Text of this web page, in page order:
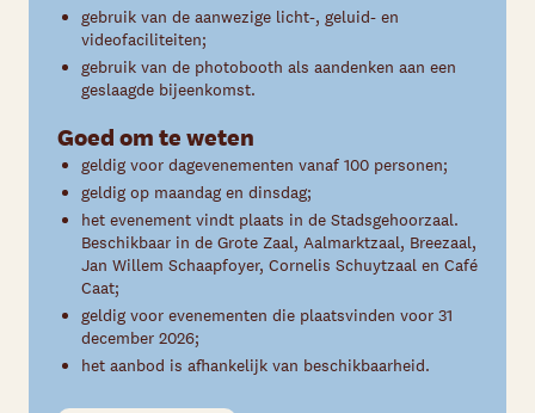
gebruik van de aanwezige licht-, geluid- en
videofaciliteiten;
gebruik van de photobooth als aandenken aan een
geslaagde bijeenkomst.
Goed om te weten
geldig voor dagevenementen vanaf 100 personen;
geldig op maandag en dinsdag;
het evenement vindt plaats in de Stadsgehoorzaal.
Beschikbaar in de Grote Zaal, Aalmarktzaal, Breezaal,
Jan Willem Schaapfoyer, Cornelis Schuytzaal en Café
Caat;
geldig voor evenementen die plaatsvinden voor 31
december 2026;
het aanbod is afhankelijk van beschikbaarheid.